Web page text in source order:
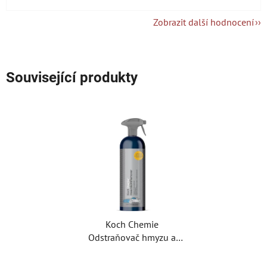
Zobrazit další hodnocení
Související produkty
Koch Chemie
Odstraňovač hmyzu a